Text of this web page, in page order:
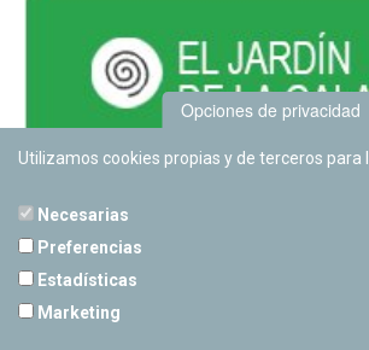
Opciones de privacidad
Utilizamos cookies propias y de terceros para
Necesarias
Preferencias
Estadísticas
Marketing